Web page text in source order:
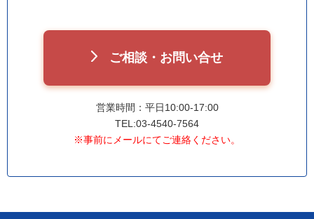
ご相談・お問い合せ
営業時間：平日10:00-17:00
TEL:03-4540-7564
※事前にメールにてご連絡ください。